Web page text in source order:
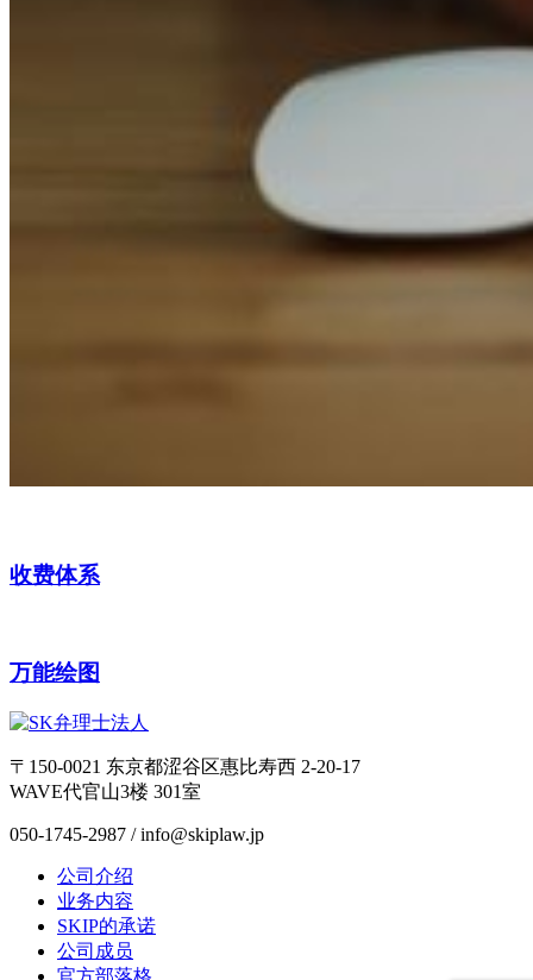
收费体系
万能绘图
〒150-0021 东京都涩谷区惠比寿西 2-20-17
WAVE代官山3楼 301室
050-1745-2987 / info@skiplaw.jp
公司介绍
业务内容
SKIP的承诺
公司成员
官方部落格